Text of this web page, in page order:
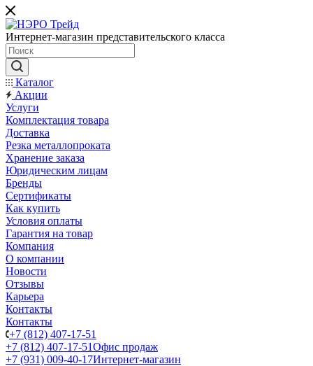
Интернет-магазин представительского класса
Каталог
Акции
Услуги
Комплектация товара
Доставка
Резка металлопроката
Хранение заказа
Юридическим лицам
Бренды
Сертификаты
Как купить
Условия оплаты
Гарантия на товар
Компания
О компании
Новости
Отзывы
Карьера
Контакты
Контакты
+7 (812) 407-17-51
+7 (812) 407-17-51Офис продаж
+7 (931) 009-40-17Интернет-магазин